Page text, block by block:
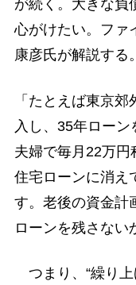
が続く。大きな負
心がけたい。ファ
康彦氏が解説する。
「たとえば東京
入し、35年ロー
夫婦で毎月22万
住宅ローンに消え
す。老後の資金計
ローンを残さない
つまり、“繰り上